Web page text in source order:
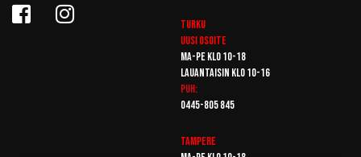
Turku
Uusi osoite
Ma-pe klo 10-18
Lauantaisin klo 10-16
Puh:
0445-805 845
Tampere